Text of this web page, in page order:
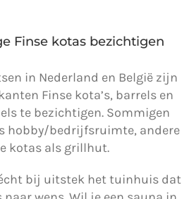
Finse kotas bezichtigen
in Nederland en België zijn
Finse kota’s, barrels en
te bezichtigen. Sommigen
hobby/bedrijfsruimte, andere
kotas als grillhut.
écht bij uitstek het tuinhuis dat